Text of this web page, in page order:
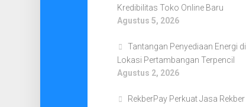
Kredibilitas Toko Online Baru
Agustus 5, 2026
Tantangan Penyediaan Energi di
Lokasi Pertambangan Terpencil
Agustus 2, 2026
RekberPay Perkuat Jasa Rekber